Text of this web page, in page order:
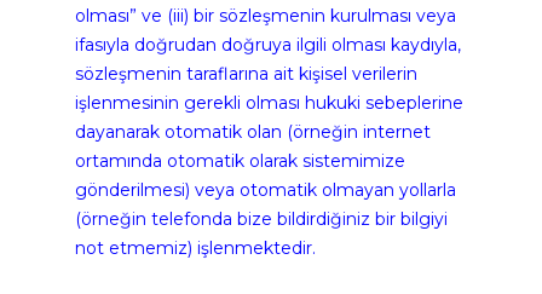
olması” ve (iii) bir sözleşmenin kurulması veya
ifasıyla doğrudan doğruya ilgili olması kaydıyla,
sözleşmenin taraflarına ait kişisel verilerin
işlenmesinin gerekli olması hukuki sebeplerine
dayanarak otomatik olan (örneğin internet
ortamında otomatik olarak sistemimize
gönderilmesi) veya otomatik olmayan yollarla
(örneğin telefonda bize bildirdiğiniz bir bilgiyi
not etmemiz) işlenmektedir.